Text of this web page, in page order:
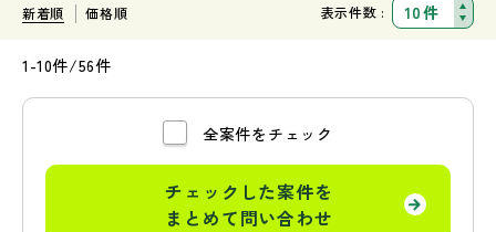
新着順 価格順 表示件数 :
1-10件/56件
全案件をチェック
チェックした案件を
まとめて問い合わせ